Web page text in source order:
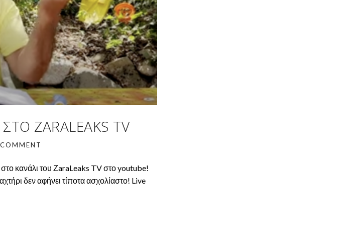
ZARALEAKS TV
κανάλι του ΖaraLeaks TV στο youtube!
δεν αφήνει τίποτα ασχολίαστο! Live